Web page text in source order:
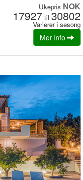
Ukepris NOK
17927 til 30802
Varierer i sesong
Mer info